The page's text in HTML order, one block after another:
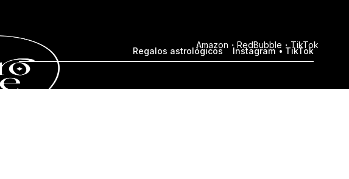
Regalos astrológicos Instagram TikTok
Amazon RedBubble TikTok